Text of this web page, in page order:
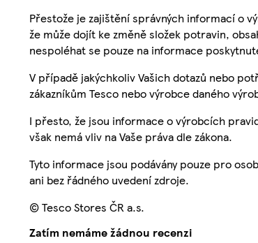
Přestože je zajištění správných informací o
že může dojít ke změně složek potravin,
nespoléhat se pouze na informace
V případě jakýchkoliv Vašich dotazů nebo
zákazníkům Tesco nebo výrobce daného
I přesto, že jsou informace o výrobcích
však nemá vliv na Vaše práva dle zákona.
Tyto informace jsou podávány pouze pro
ani bez řádného uvedení zdroje.
© Tesco Stores ČR a.s.
Zatím nemáme žádnou recenzi